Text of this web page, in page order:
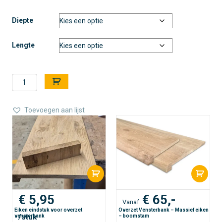
Diepte
Lengte
Overzet
Vensterbank
Massief
eiken
-
recht
aantal
l
e
a
t
i
v
e
:
Toevoegen aan lijst
€ 5,95
/stuk
Eiken eindstuk voor overzet
vensterbank
Vanaf: € 65,-
Overzet Vensterbank – Massief eiken
– boomstam